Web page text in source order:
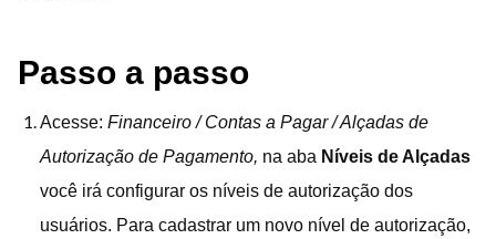
Passo a passo
Acesse: Financeiro / Contas a Pagar / Alçadas de
Autorização de Pagamento, na aba Níveis de Alçadas
você irá configurar os níveis de autorização dos
usuários. Para cadastrar um novo nível de autorização,